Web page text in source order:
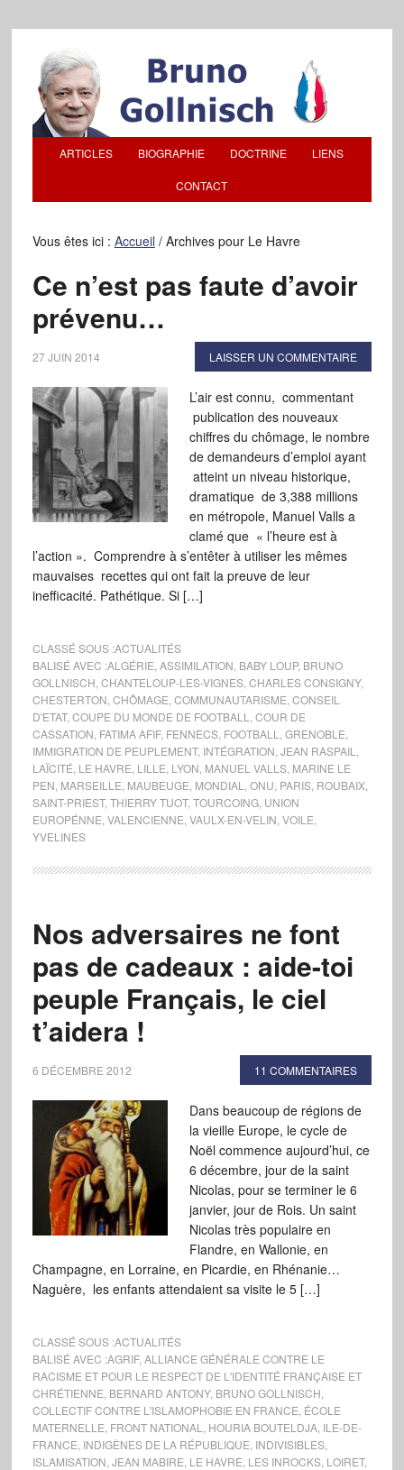
ARTICLES BIOGRAPHIE DOCTRINE LIENS
CONTACT
Vous êtes ici : Accueil /Archives pour Le Havre
Ce n’est pas faute d’avoir
prévenu…
27 JUIN 2014 LAISSER UN COMMENTAIRE
L’air est connu, commentant
publication des nouveaux
chiffres du chômage, le nombre
de demandeurs d’emploi ayant
atteint un niveau historique,
dramatique de 3,388 millions
en métropole, Manuel Valls a
clamé que « l’heure est à
l’action ». Comprendre à s’entêter à utiliser les mêmes
mauvaises recettes qui ont fait la preuve de leur
inefficacité. Pathétique. Si […]
CLASSÉ SOUS :ACTUALITÉS
BALISÉ AVEC :ALGÉRIE ASSIMILATION BABY LOUP, BRUNO
GOLLNISCH CHANTELOUP-LES-VIGNES, CHARLES CONSIGNY,
CHESTERTON CHÔMAGE COMMUNAUTARISME CONSEIL
D'ETAT, COUPE DU MONDE DE FOOTBALL
COUR DE
CASSATION FATIMA AFIF, FENNECS, FOOTBALL GRENOBLE
IMMIGRATION DE PEUPLEMENT, INTÉGRATION JEAN RASPAIL
LAÏCITÉ LE HAVRE LILLE LYON MANUEL VALLS, MARINE LE
PEN MARSEILLE MAUBEUGE MONDIAL ONU PARIS, ROUBAIX,
SAINT-PRIEST, THIERRY TUOT, TOURCOING, UNION
EUROPÉNNE VALENCIENNE VAULX-EN-VELIN VOILE
YVELINES
Nos adversaires ne font
pas de cadeaux : aide-toi
peuple Français, le ciel
t’aidera !
6 DÉCEMBRE 2012 11 COMMENTAIRES
Dans beaucoup de régions de
la vieille Europe, le cycle de
Noël commence aujourd’hui, ce
6 décembre, jour de la saint
Nicolas, pour se terminer le 6
janvier, jour de Rois. Un saint
Nicolas très populaire en
Flandre, en Wallonie, en
Champagne, en Lorraine, en Picardie, en Rhénanie…
Naguère, les enfants attendaient sa visite le 5 […]
CLASSÉ SOUS :ACTUALITÉS
BALISÉ AVEC :AGRIF, ALLIANCE GÉNÉRALE CONTRE LE
RACISME ET POUR LE RESPECT DE L'IDENTITÉ FRANÇAISE ET
CHRÉTIENNE BERNARD ANTONY, BRUNO GOLLNISCH
COLLECTIF CONTRE L'ISLAMOPHOBIE EN FRANCE ÉCOLE
MATERNELLE FRONT NATIONAL HOURIA BOUTELDJA, ILE-DE-
FRANCE INDIGÈNES DE LA RÉPUBLIQUE INDIVISIBLES,
ISLAMISATION JEAN MABIRE LE HAVRE LES INROCKS, LOIRET,